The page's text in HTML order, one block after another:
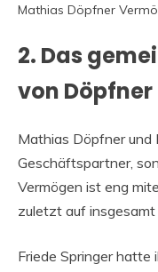
Mathias Döpfner
2. Das
von
Mathias Döpfner und
Geschäftspartner,
Vermögen ist eng
zuletzt auf insgesamt
Friede Springer hatte